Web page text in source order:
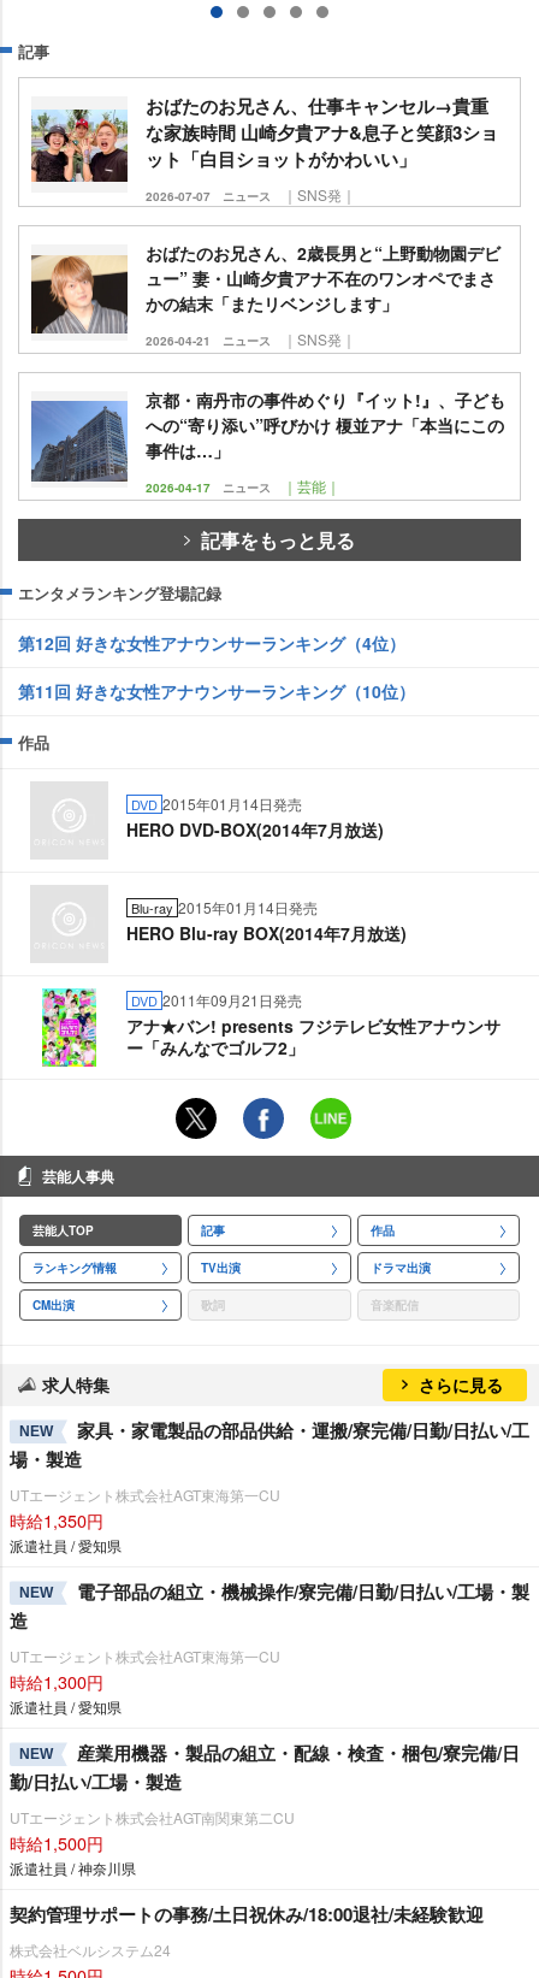
記事
おばたのお兄さん、仕事キャンセル→貴重
な家族時間 山崎夕貴アナ&息子と笑顔3ショ
ット「白目ショットがかわいい」
2026-07-07 ニュース ｜SNS発｜
おばたのお兄さん、2歳長男と“上野動物園デビ
ュー” 妻・山崎夕貴アナ不在のワンオペでまさ
かの結末「またリベンジします」
2026-04-21 ニュース ｜SNS発｜
京都・南丹市の事件めぐり『イット!』、子ども
への“寄り添い”呼びかけ 榎並アナ「本当にこの
事件は…」
2026-04-17 ニュース ｜芸能｜
記事をもっと見る
エンタメランキング登場記録
第12回 好きな女性アナウンサーランキング（4位）
第11回 好きな女性アナウンサーランキング（10位）
作品
DVD 2015年01月14日発売
HERO DVD-BOX(2014年7月放送)
Blu-ray 2015年01月14日発売
HERO Blu-ray BOX(2014年7月放送)
DVD 2011年09月21日発売
アナ★バン! presents フジテレビ女性アナウンサ
ー「みんなでゴルフ2」
芸能人事典
芸能人TOP 記事 作品
ランキング情報 TV出演 ドラマ出演
CM出演 歌詞 音楽配信
求人特集 さらに見る
NEW
家具・家電製品の部品供給・運搬/寮完備/日勤/日払い/工
場・製造
UTエージェント株式会社AGT東海第一CU
時給1,350円
派遣社員 / 愛知県
NEW
電子部品の組立・機械操作/寮完備/日勤/日払い/工場・製
造
UTエージェント株式会社AGT東海第一CU
時給1,300円
派遣社員 / 愛知県
NEW
産業用機器・製品の組立・配線・検査・梱包/寮完備/日
勤/日払い/工場・製造
UTエージェント株式会社AGT南関東第二CU
時給1,500円
派遣社員 / 神奈川県
契約管理サポートの事務/土日祝休み/18:00退社/未経験歓迎
株式会社ベルシステム24